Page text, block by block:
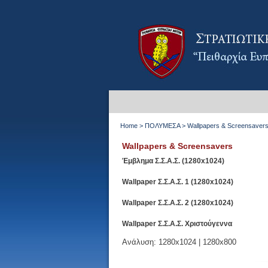
Home > ΠΟΛΥΜΕΣΑ> Wallpapers & Screensavers
Wallpapers & Screensavers
Έμβλημα Σ.Σ.Α.Σ. (1280x1024)
Wallpaper Σ.Σ.Α.Σ. 1 (1280x1024)
Wallpaper Σ.Σ.Α.Σ. 2 (1280x1024)
Wallpaper Σ.Σ.Α.Σ. Χριστούγεννα
Ανάλυση: 1280x1024 1280x800